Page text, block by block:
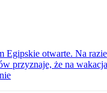
Egipskie otwarte. Na
przyznaje, że na